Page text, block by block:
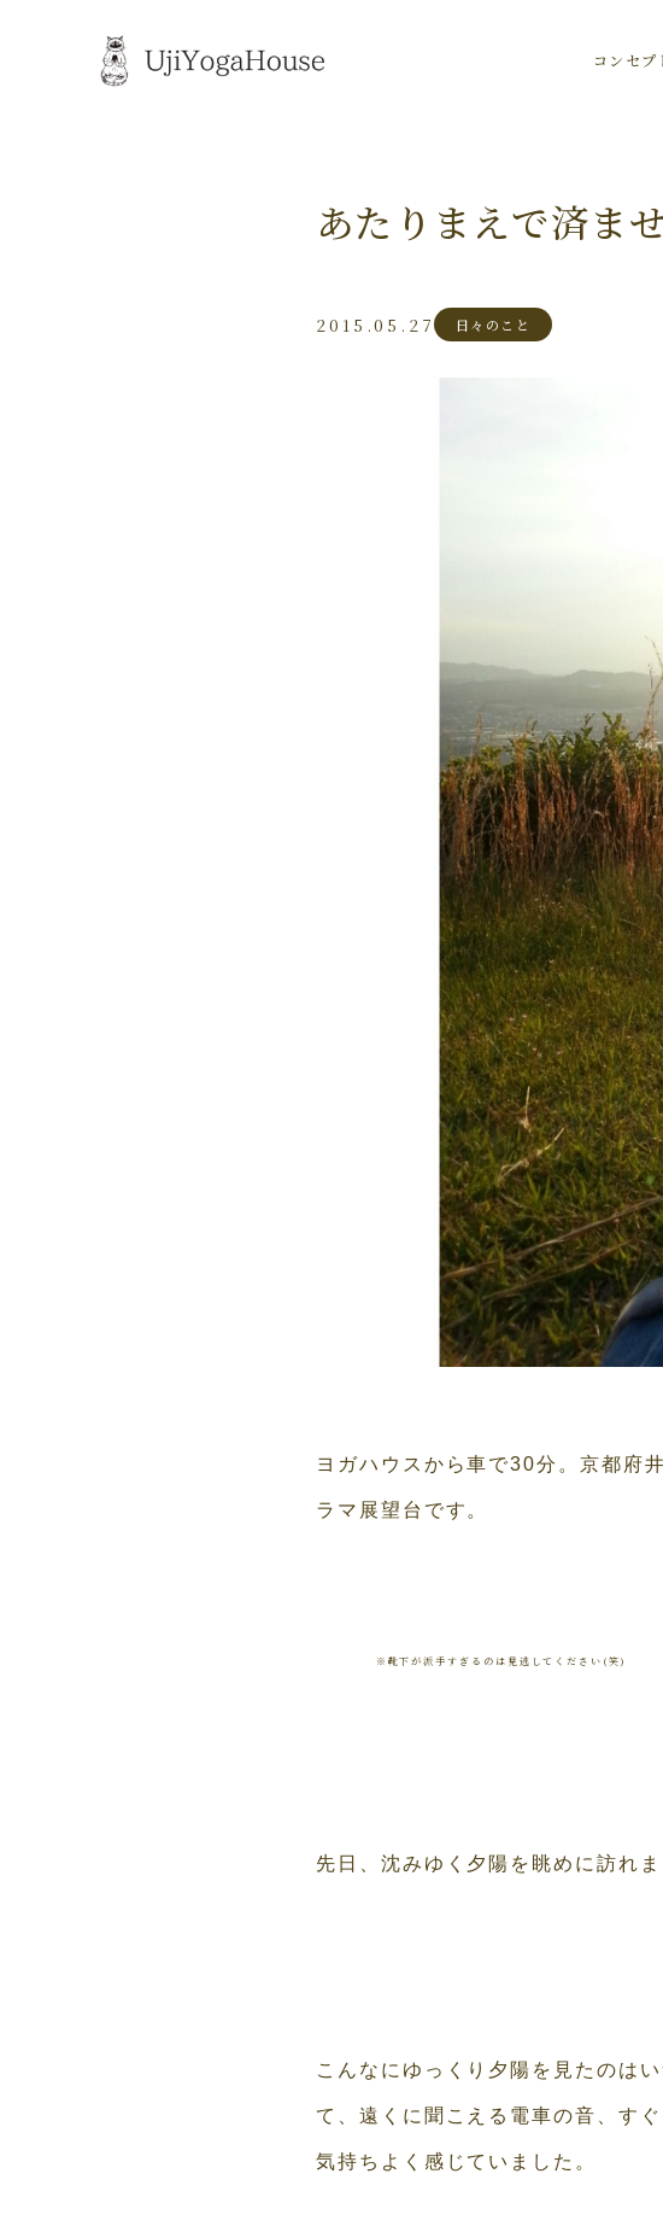
コンセプ
あたりまえで済ま
2015.05.27 日々のこと
ヨガハウスから車で30分。京都府
ラマ展望台です。
※靴下が派手すぎるのは見逃してください(笑)
先日、沈みゆく夕陽を眺めに訪れま
こんなにゆっくり夕陽を見たのは
て、遠くに聞こえる電車の音、す
気持ちよく感じていました。